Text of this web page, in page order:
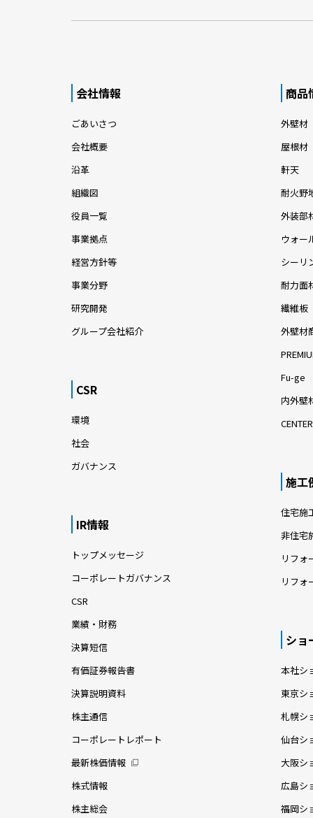
会社情報
ごあいさつ
会社概要
沿革
組織図
役員一覧
事業拠点
経営方針等
事業分野
研究開発
グループ会社紹介
CSR
環境
社会
ガバナンス
IR情報
トップメッセージ
コーポレートガバナンス
CSR
業績・財務
決算短信
有価証券報告書
決算説明資料
株主通信
コーポレートレポート
最新株価情報
株式情報
株主総会
商品
外壁材
屋根材
軒天
耐火野
外装部
ウォー
シーリ
耐力面
繊維板
外壁材
Fu-ge
内外壁
施工
住宅施
非住宅
リフォ
リフォ
ショ
本社シ
東京シ
札幌シ
仙台シ
大阪シ
広島シ
福岡シ